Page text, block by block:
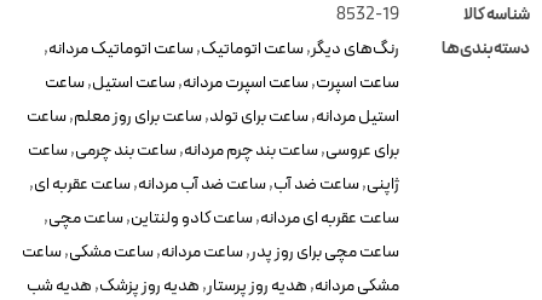
شناسه کالا
8532-19
دسته‌بندی‌ها
رنگ‌های دیگر,ساعت اتوماتیک,ساعت اتوماتیک مردانه,
ساعت اسپرت,ساعت اسپرت مردانه,ساعت استیل,ساعت
استیل مردانه,ساعت برای تولد,ساعت برای روز معلم,ساعت
برای عروسی,ساعت بند چرم مردانه,ساعت بند چرمی,ساعت
ژاپنی,ساعت ضد آب,ساعت ضد آب مردانه,ساعت عقربه ای,
ساعت عقربه ای مردانه,ساعت کادو ولنتاین,ساعت مچی,
ساعت مچی برای روز پدر,ساعت مردانه,ساعت مشکی,ساعت
مشکی مردانه,هدیه روز پرستار,هدیه روز پزشک,هدیه شب